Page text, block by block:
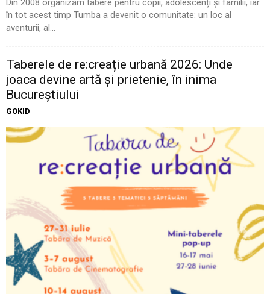
Din 2008 organizăm tabere pentru copii, adolescenți și familii, iar
în tot acest timp Tumba a devenit o comunitate: un loc al
aventurii, al...
Taberele de re:creație urbană 2026: Unde
joaca devine artă și prietenie, în inima
Bucureștiului
GOKID